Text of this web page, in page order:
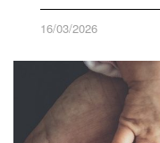
16/03/2026